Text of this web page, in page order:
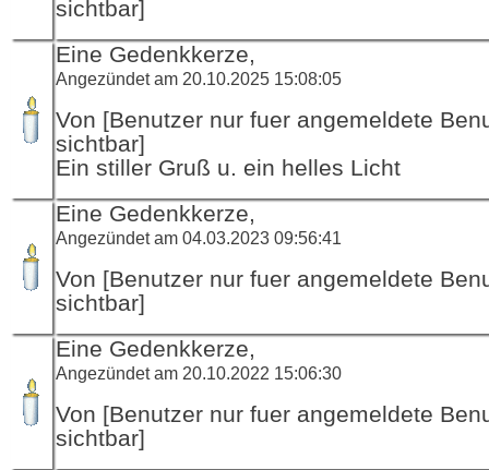
sichtbar]
Eine Gedenkkerze,
Angezündet am 20.10.2025 15:08:05
Von [Benutzer nur fuer angemeldete
sichtbar]
Ein stiller Gruß u. ein helles Licht
Eine Gedenkkerze,
Angezündet am 04.03.2023 09:56:41
Von [Benutzer nur fuer angemeldete
sichtbar]
Eine Gedenkkerze,
Angezündet am 20.10.2022 15:06:30
Von [Benutzer nur fuer angemeldete
sichtbar]